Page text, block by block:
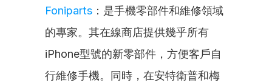
Foniparts ：是手機零部件和維修領域
的專家。其在線商店提供幾乎所有
iPhone型號的新零部件，方便客戶自
行維修手機。同時，在安特衛普和梅